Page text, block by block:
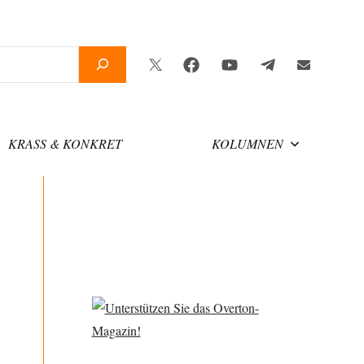
TwitterFacebookYouTubeTelegramNewsletter
KRASS & KONKRET KOLUMNEN